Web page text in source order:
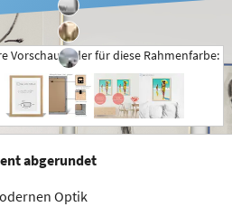
+
Vorschaubilder für diese Rahmenfarbe:
abgerundet
Optik